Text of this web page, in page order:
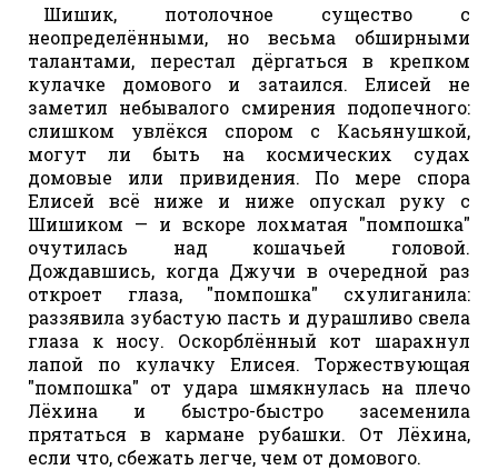
Шишик, потолочное существо с
неопределёнными, но весьма обширными
талантами, перестал дёргаться в крепком
кулачке домового и затаился. Елисей не
заметил небывалого смирения подопечного:
слишком увлёкся спором с Касьянушкой,
могут ли быть на космических судах
домовые или привидения. По мере спора
Елисей всё ниже и ниже опускал руку с
Шишиком — и вскоре лохматая "помпошка"
очутилась над кошачьей головой.
Дождавшись, когда Джучи в очередной раз
откроет глаза, "помпошка" схулиганила:
раззявила зубастую пасть и дурашливо свела
глаза к носу. Оскорблённый кот шарахнул
лапой по кулачку Елисея. Торжествующая
"помпошка" от удара шмякнулась на плечо
Лёхина и быстро-быстро засеменила
прятаться в кармане рубашки. От Лёхина,
если что, сбежать легче, чем от домового.